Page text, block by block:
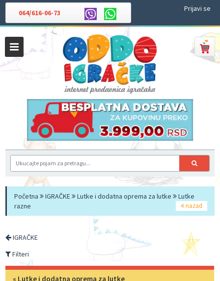
064/616-06-73 Prijavi se
Početna IGRAČKE Lutke i dodatna oprema za lutke
Lutke
razne
nazad
IGRAČKE
Filteri
« Lutke i dodatna oprema za lutke